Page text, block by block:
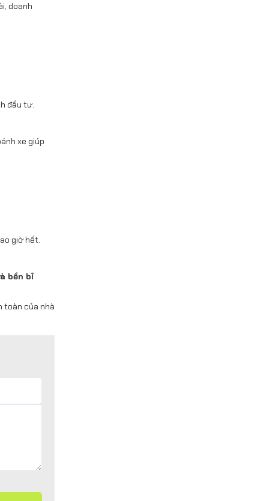
doanh
đầu tư.
xe giúp
giờ hết.
bền bỉ
toàn của nhà